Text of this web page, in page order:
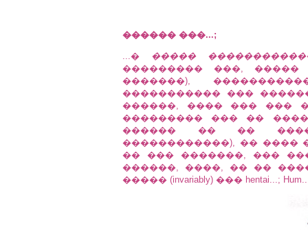
������ ���...;
...� �����
��������� ���,
�������),
����������� ���
������, ���� ��� ���
��������� ��� ��
������ �� �� ����
������������), �� ����
�� ��� �������, ���
������, ����, �� ��
����� (invariably) ��� hentai...;